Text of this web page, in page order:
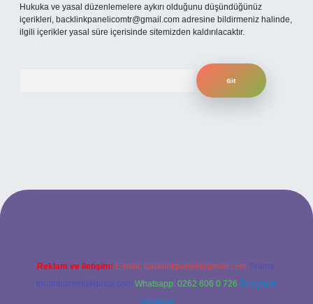
Hukuka ve yasal düzenlemelere aykırı olduğunu düşündüğünüz
içerikleri, backlinkpanelicomtr@gmail.com adresine bildirmeniz halinde,
ilgili içerikler yasal süre içerisinde sitemizden kaldırılacaktır.
giriş adresi
Reklam ve İletişim: E-mail: backlinkpaneli@gmail.com Teams:
forumhizmeti@gmail.com Whatsapp: 0262 606 0 726 Telegram:
@karabul